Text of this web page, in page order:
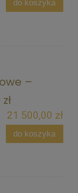
do koszyka
–
21 500,00 zł
do koszyka